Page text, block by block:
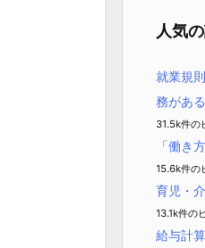
ー
人気
就業規
務があ
31.5k件の
「働き
15.6k件の
育児・
13.1k件の
給与計